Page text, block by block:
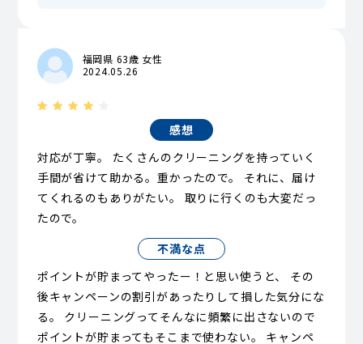
福岡県 63歳 女性
2024.05.26
感想
対応が丁寧。 たくさんのクリーニングを持っていく
手間が省けて助かる。重かったので。 それに、届け
てくれるのもありがたい。 取りに行くのも大変だっ
たので。
不満な点
ポイントが貯まってやったー！と思い使うと、 その
後キャンペーンの割引があったりして損した気分にな
る。 クリーニングってそんなに頻繁に出さないので
ポイントが貯まってもそこまで使わない。 キャンペ